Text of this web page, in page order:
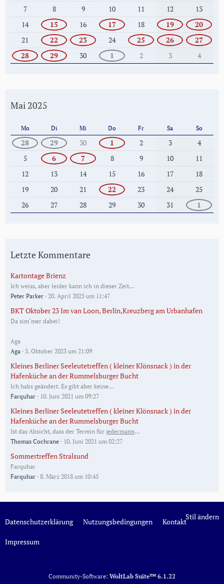
7
8 9 10 11 12
13
14
15 16 17 18 19
20
21
22 23 24 25 26
27
28
29 30 1 2 3 4
Mai 2025
Mo Di Mi Do Fr Sa So
28 29 30 1 2 3
4
5
6 7 8 9 10
11
12
13 14 15 16 17
18
19
20 21 22 23 24
25
26
27 28 29 30 31 1
Letzte Kommentare
Kartontage Brienz
Ich weiss, aber leider kann ich in dieser Zeit…
Peter Parker 20. April 2025 um 11:47
BKT Oktober 23 Im van Loon, Berlin,Kreuzberg am Urbanhafen
Da sim‘mer dabei!
Aga
Aga
5. Oktober 2023 um 21:09
Kleines Berliner Seeleutetreffen ( kleiner Klönsnack ) in der
Hafenküche an der Rummelsburger Bucht
Ich habs geändert. Es gibt aber keine…
Farquhar
10. Juni 2021 um 09:27
Kleines Berliner Seeleutetreffen ( kleiner Klönsnack ) in der
Hafenküche an der Rummelsburger Bucht
Ist das Absicht, dass der Termin für jedermann…
Thomas Cochrane
10. Juni 2021 um 02:27
Sommertreffen Stralsund
Farquhar
Farquhar 8. März 2018 um 10:45
Stil ändern
Datenschutzerklärung Nutzungsbedingungen Kontakt
Impressum
Community-Software: WoltLab Suite™ 6.1.22